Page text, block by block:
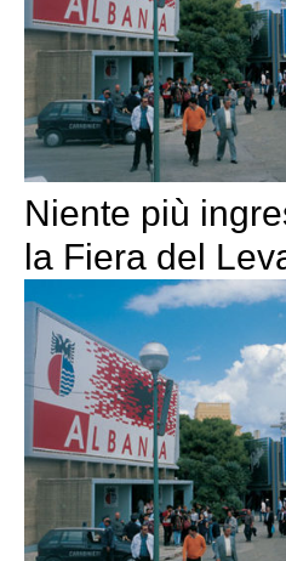
Niente più
la Fiera del